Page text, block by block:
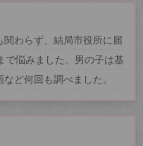
わらず、結局市役所に届
で悩みました。男の子は基
ど何回も調べました。